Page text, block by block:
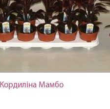
Кордиліна Мамбо